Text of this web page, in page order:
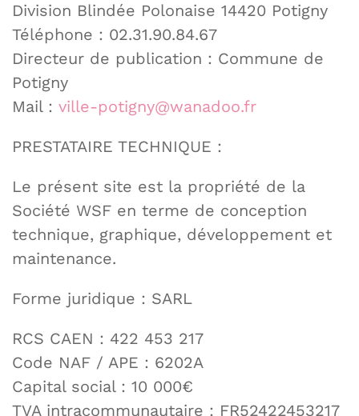
Division Blindée Polonaise 14420 Potigny
Téléphone : 02.31.90.84.67
Directeur de publication : Commune de
Potigny
Mail : ville-potigny@wanadoo.fr
PRESTATAIRE TECHNIQUE :
Le présent site est la propriété de la
Société WSF en terme de conception
technique, graphique, développement et
maintenance.
Forme juridique : SARL
RCS CAEN : 422 453 217
Code NAF / APE : 6202A
Capital social : 10 000€
TVA intracommunautaire : FR52422453217